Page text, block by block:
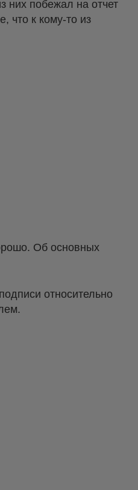
них побежал на отчет
что к кому-то из
Об основных
относительно